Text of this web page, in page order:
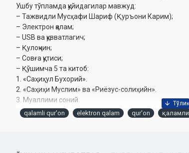
Ушбу тўпламда қуйидагилар мавжуд:
– Тажвидли Мусҳафи Шариф (Қуръони Карим);
– Электрон қалам;
– USB ва қувватлагич;
– Қулоқчин;
– Совға қутиси;
– Қўшимча 5 та китоб:
1. «Саҳиҳул Бухорий».
2. «Саҳиҳи Муслим» ва «Риёзус-солиҳийн».
3. Муаллими соний.
4. Ҳаж ва умра қўлланмаси.
qalamli qur'on elektron qalam qur'on